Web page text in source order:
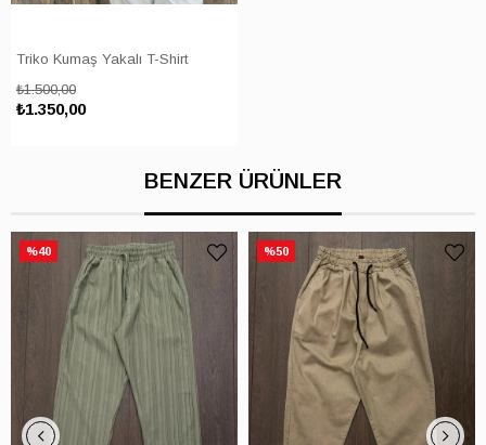
Triko Kumaş Yakalı T-Shirt
₺1.350,00
₺1.500,00
BENZER ÜRÜNLER
%40 %50